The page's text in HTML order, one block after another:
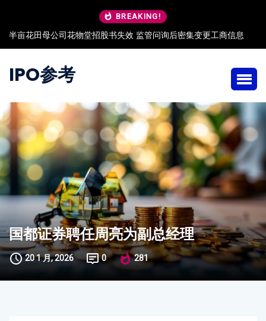
BREAKING!
半亩花田母公司花物堂招股书失效 监管问询后密集变更工商信息
IPO参考
国都证券聘任周亮为副总经理
20 1 月, 2026 0 281